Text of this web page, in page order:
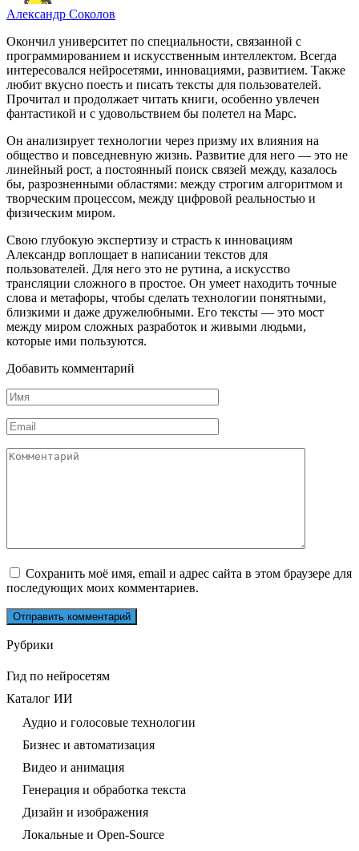
Александр Соколов
Окончил университет по специальности, связанной с
программированием и искусственным интеллектом. Всегда
интересовался нейросетями, инновациями, развитием. Также
любит вкусно поесть и писать тексты для пользователей.
Прочитал и продолжает читать книги, особенно увлечен
фантастикой и с удовольствием бы полетел на Марс.
Он анализирует технологии через призму их влияния на
общество и повседневную жизнь. Развитие для него — это не
линейный рост, а постоянный поиск связей между, казалось
бы, разрозненными областями: между строгим алгоритмом и
творческим процессом, между цифровой реальностью и
физическим миром.
Свою глубокую экспертизу и страсть к инновациям
Александр воплощает в написании текстов для
пользователей. Для него это не рутина, а искусство
трансляции сложного в простое. Он умеет находить точные
слова и метафоры, чтобы сделать технологии понятными,
близкими и даже дружелюбными. Его тексты — это мост
между миром сложных разработок и живыми людьми,
которые ими пользуются.
Добавить комментарий
Имя
*
Email
*
Комментарий
Сохранить моё имя, email и адрес сайта в этом браузере для
последующих моих комментариев.
Рубрики
Гид по нейросетям
Каталог ИИ
Аудио и голосовые технологии
Бизнес и автоматизация
Видео и анимация
Генерация и обработка текста
Дизайн и изображения
Локальные и Open-Source